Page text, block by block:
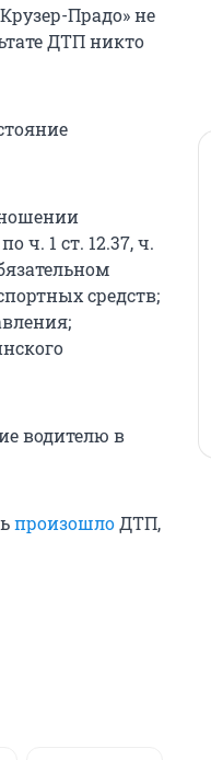
Прадо» не
ДТП никто
ч. 1 ст. 12.37, ч.
средств;
водителю в
произошлоДТП,